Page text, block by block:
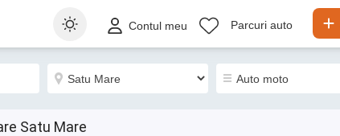
Contul meu Parcuri auto
Satu Mare
Sortează